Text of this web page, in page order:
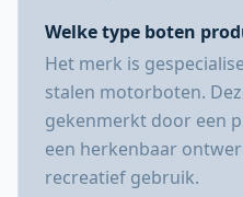
Welke type boten
Het merk is
stalen motorboten.
gekenmerkt door een
een herkenbaar
recreatief gebruik.